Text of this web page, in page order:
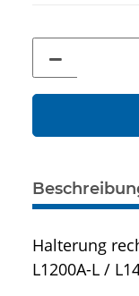
Halterung
L1200A-L /